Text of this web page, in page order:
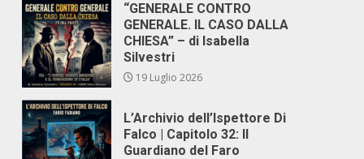
“GENERALE CONTRO
GENERALE. IL CASO DALLA
CHIESA” – di Isabella
Silvestri
19 Luglio 2026
L’Archivio dell’Ispettore Di
Falco | Capitolo 32: Il
Guardiano del Faro